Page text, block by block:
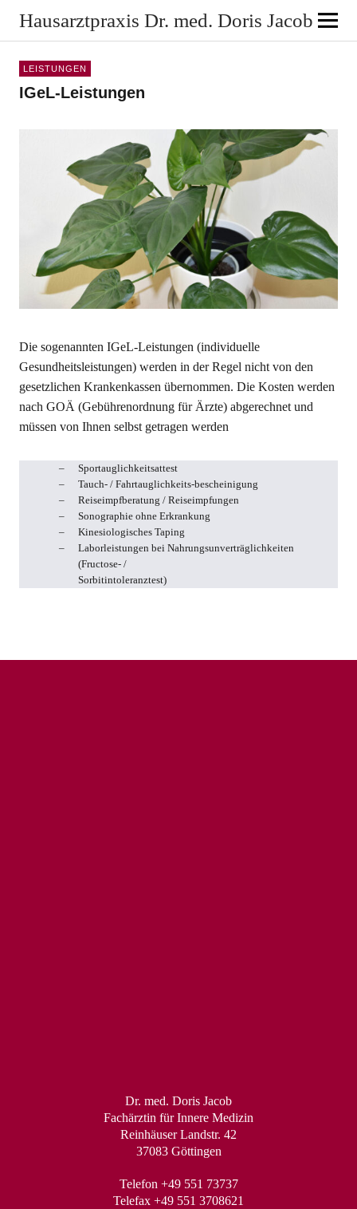
Hausarztpraxis Dr. med. Doris Jacob
LEISTUNGEN
IGeL-Leistungen
Die sogenannten IGeL-Leistungen (individuelle
Gesundheitsleistungen) werden in der Regel nicht von den
gesetzlichen Krankenkassen übernommen. Die Kosten werden
nach GOÄ (Gebührenordnung für Ärzte) abgerechnet und
müssen von Ihnen selbst getragen werden
Sportauglichkeitsattest
Tauch- / Fahrtauglichkeits-bescheinigung
Reiseimpfberatung / Reiseimpfungen
Sonographie ohne Erkrankung
Kinesiologisches Taping
Laborleistungen bei Nahrungsunverträglichkeiten
(Fructose- /
Sorbitintoleranztest)
Dr. med. Doris Jacob
Fachärztin für Innere Medizin
Reinhäuser Landstr. 42
37083 Göttingen
Telefon +49 551 73737
Telefax +49 551 3708621